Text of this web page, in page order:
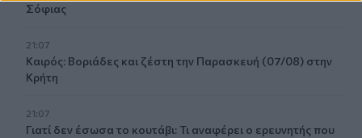
Σόφιας
21:07
Καιρός: Βοριάδες και ζέστη την Παρασκευή (07/08) στην
Κρήτη
21:07
Γιατί δεν έσωσα το κουτάβι: Τι αναφέρει ο ερευνητής που